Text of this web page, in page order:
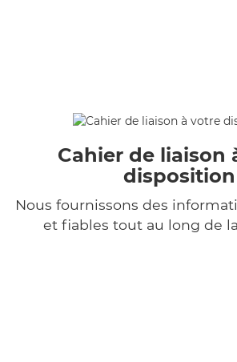
Cahier de liaison
disposition
Nous fournissons des
et fiables tout au long de